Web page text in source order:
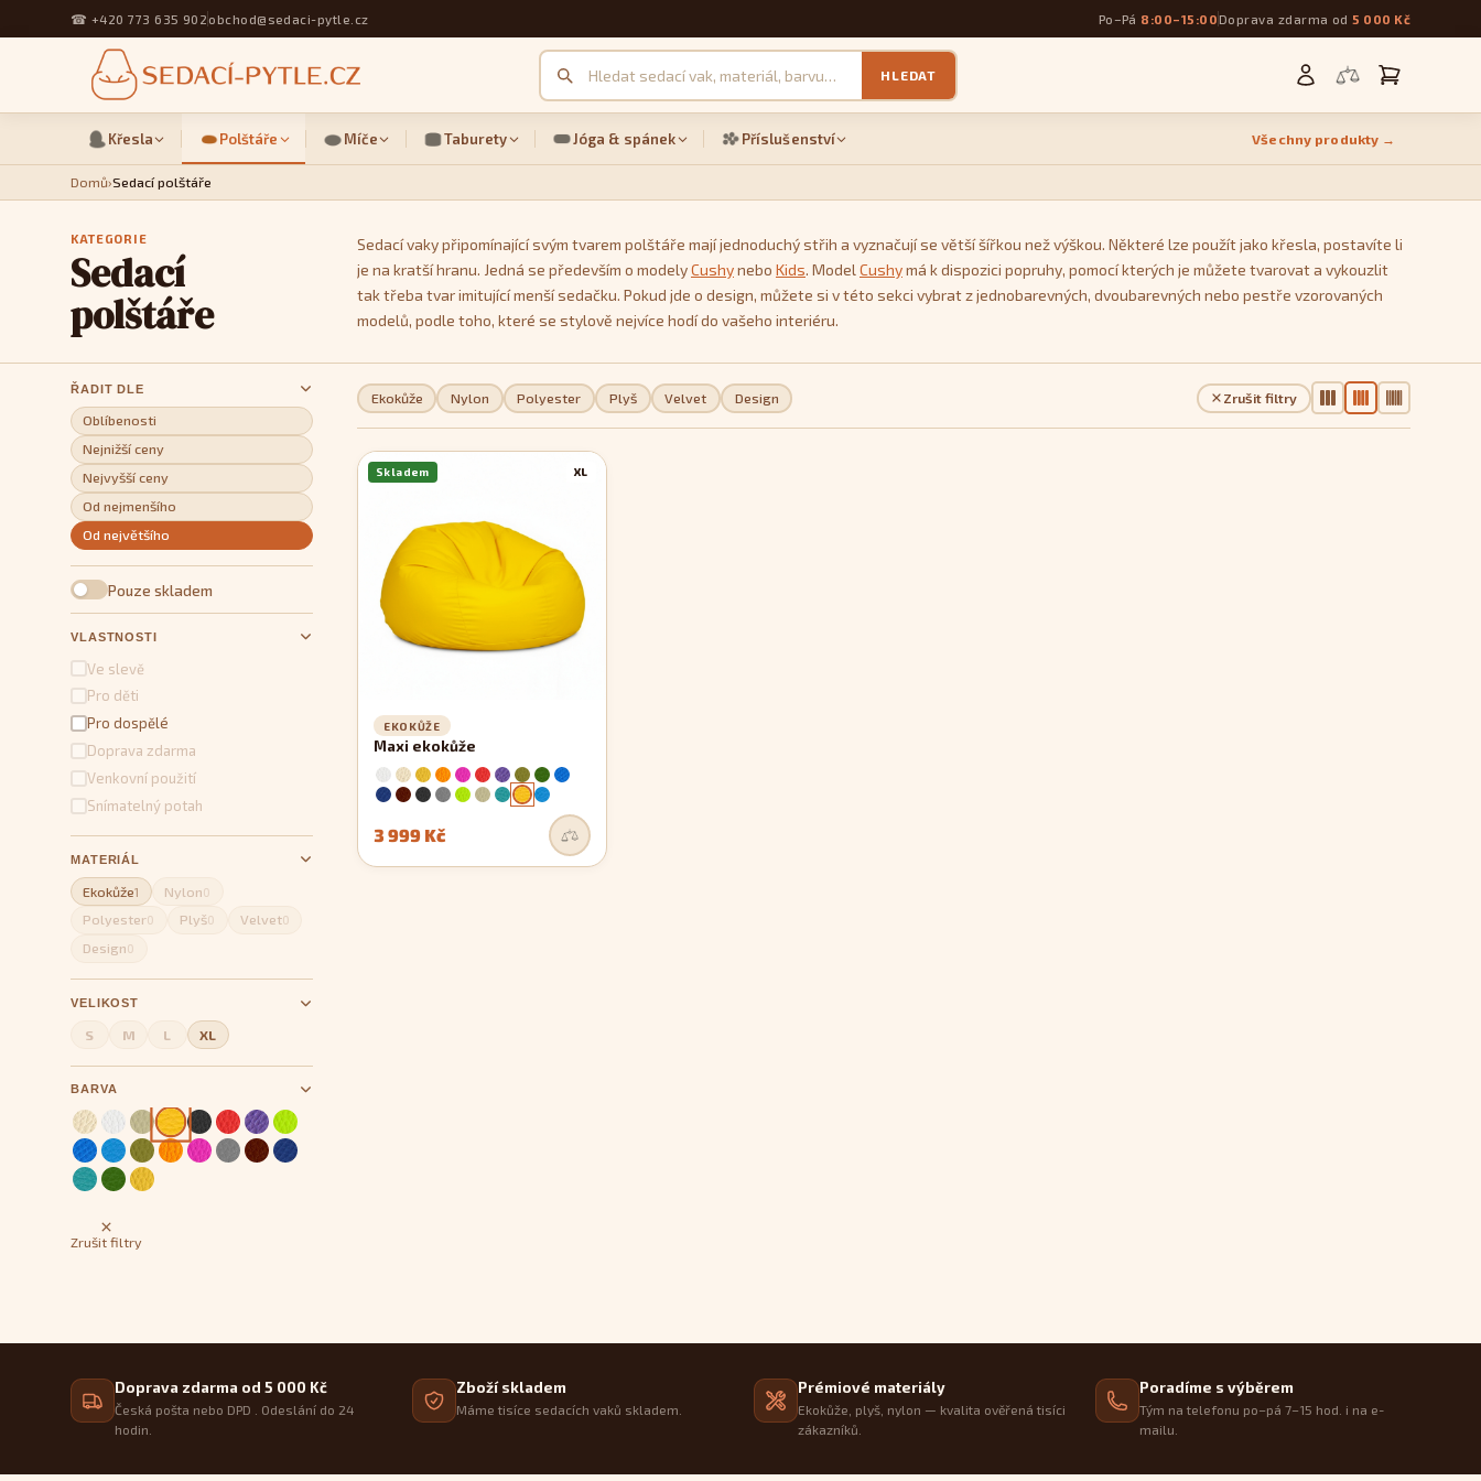
☎ +420 773 635 902 obchod@sedaci-pytle.cz Po–Pá 8:00–15:00Doprava zdarma od 5 000 Kč
HLEDAT
Křesla Polštáře Míče Taburety Jóga & spánek Příslušenství Všechny produkty →
Domů›Sedací polštáře
KATEGORIE
Sedací
polštáře
Sedací vaky připomínající svým tvarem polštáře mají jednoduchý střih a vyznačují se větší šířkou než výškou. Některé lze použít jako křesla, postavíte li
je na kratší hranu. Jedná se především o modelyCushynebo Kids. Model Cushymá k dispozici popruhy, pomocí kterých je můžete tvarovat a vykouzlit
tak třeba tvar imitující menší sedačku. Pokud jde o design, můžete si v této sekci vybrat z jednobarevných, dvoubarevných nebo pestře vzorovaných
modelů, podle toho, které se stylově nejvíce hodí do vašeho interiéru.
ŘADIT DLE
Oblíbenosti
Nejnižší ceny
Nejvyšší ceny
Od nejmenšího
Od největšího
Pouze skladem
VLASTNOSTI
Ve slevě
Pro děti
Pro dospělé
Doprava zdarma
Venkovní použití
Snímatelný potah
MATERIÁL
Ekokůže1 Nylon0
Polyester0 Plyš0 Velvet0
Design0
VELIKOST
S M L XL
BARVA
Zrušit filtry
Ekokůže Nylon Polyester Plyš Velvet Design Zrušit filtry
XL
Skladem
EKOKŮŽE
Maxi ekokůže
3 999 Kč
Doprava zdarma od 5 000 Kč
Česká pošta nebo DPD . Odeslání do 24
hodin.
Zboží skladem
Máme tisíce sedacích vaků skladem.
Prémiové materiály
Ekokůže, plyš, nylon — kvalita ověřená tisíci
zákazníků.
Poradíme s výběrem
Tým na telefonu po–pá 7–15 hod. i na e-
mailu.